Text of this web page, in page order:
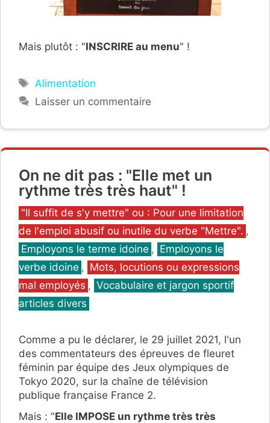
Mais plutôt : "INSCRIRE au menu" !
Étiquettes
Alimentation
Laisser un commentaire
On ne dit pas : "Elle met un
rythme très très haut" !
Catégories
"Il suffit de s'y mettre" ou : Pour une limitation
de l'emploi abusif ou inutile du verbe "Mettre". ,
Employons le terme idoine , Employons le
verbe idoine , Mots, locutions ou expressions
mal employés , Vocabulaire et jargon sportif
articles divers
Comme a pu le déclarer, le 29 juillet 2021, l'un
des commentateurs des épreuves de fleuret
féminin par équipe des Jeux olympiques de
Tokyo 2020, sur la chaîne de télévision
publique française France 2.
Mais : "Elle IMPOSE un rythme très très